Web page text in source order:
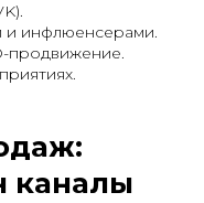
и инфлюенсерами.
продвижение.
каналы